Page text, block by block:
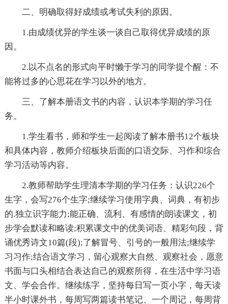
二、明确取得好成绩或考试失利的原因。
1.由成绩优异的学生谈一谈自己取得优异成绩的原
因。
2.以不点名的形式向平时懒于学习的同学提个醒：不
能将过多的心思花在学习以外的地方。
三、了解本册语文书的内容，认识本学期的学习任
务。
1.学生看书，师和学生一起阅读了解本册书12个板块
和具体内容，教师介绍板块后面的口语交际、习作和综合
学习活动等内容。
2.教师帮助学生理清本学期的学习任务：认识226个
生字，会写276个生字;继续学习使用字典、词典，有初步
的.独立识字能力;能正确、流利、有感情的朗读课文，初
步学会默读和略读;积累课文中的优美词语、精彩句段，背
诵优秀诗文10篇(段);了解冒号、引号的一般用法;继续学
习习作;结合语文学习，留心观察大自然、观察社会，愿意
书面与口头相结合表达自己的观察所得，在生活中学习语
文、学会合作。继续练字，坚持每日写一页小字，每天读
半小时课外书，每周写两篇读书笔记、一个周记，每周背